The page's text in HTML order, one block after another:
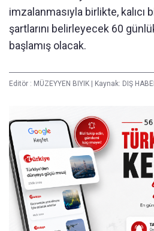
imzalanmasıyla birlikte, kalıcı
şartlarını belirleyecek 60
başlamış olacak.
Editör : MÜZEYYEN BIYIK Kaynak: DIŞ